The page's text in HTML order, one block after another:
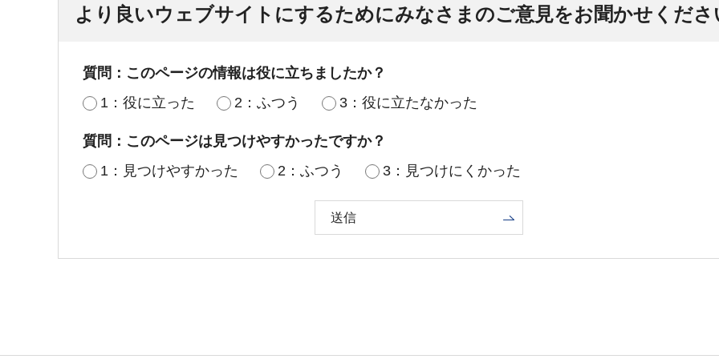
より良いウェブサイトにするためにみなさまのご意見をお聞かせくださ
質問：このページの情報は役に立ちましたか？
1：役に立った
2：ふつう 3：役に立たなかった
質問：このページは見つけやすかったですか？
1：見つけやすかった
2：ふつう 3：見つけにくかった